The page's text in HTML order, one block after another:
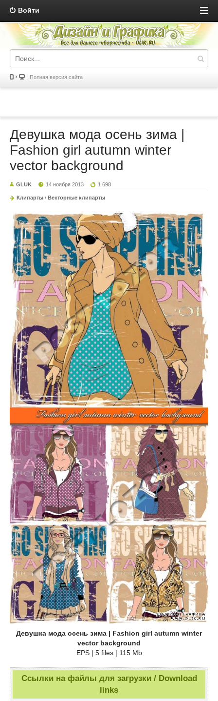
Войти
Полная версия сайта
Девушка мода осень зима |
Fashion girl autumn winter
vector background
GLUK 14 ноября 2013 1 698
Клипарты / Векторные клипарты
Девушка мода осень зима | Fashion girl autumn winter
vector background
EPS | 5 files | 115 Mb
Ссылки на файлы для загрузки / Download
links